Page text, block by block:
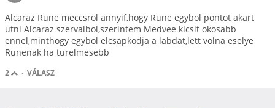
Alcaraz Rune meccsrol annyif,hogy Rune egybol pontot akart
utni Alcaraz szervaibol,szerintem Medvee kicsit okosabb
ennel,minthogy egybol elcsapkodja a labdat,lett volna eselye
Runenak ha turelmesebb
2 · VÁLASZ